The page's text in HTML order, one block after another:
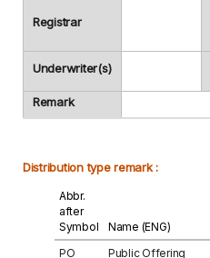
Registrar
Underwriter(s)
Remark
Distribution type remark :
Abbr.
after
Symbol
Name (ENG)
PO
Public Offering